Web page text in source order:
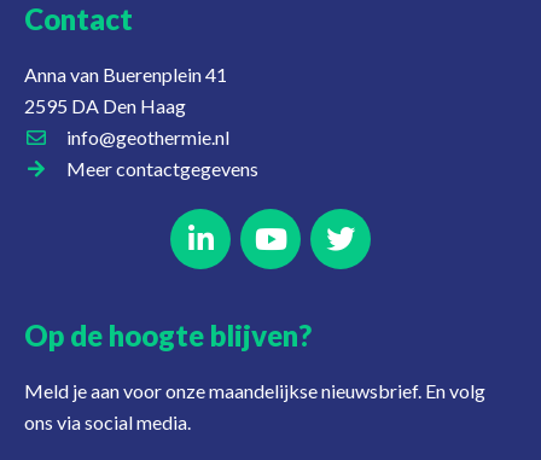
Contact
Anna van Buerenplein 41
2595 DA Den Haag
info@geothermie.nl
Meer contactgegevens
Op de hoogte blijven?
Meld je aan voor onze maandelijkse nieuwsbrief. En volg
ons via social media.